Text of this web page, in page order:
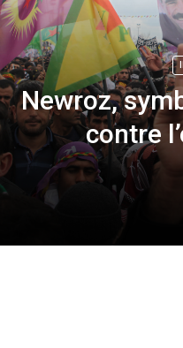
Newroz,
contre